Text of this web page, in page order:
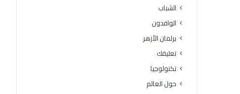
الشباب
الوافدون
برلمان الأزهر
تعليقك
تكنولوجيا
حول العالم